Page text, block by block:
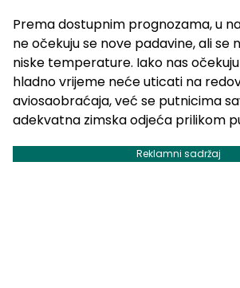
Prema dostupnim prognozama, u
ne očekuju se nove padavine, ali se
niske temperature. Iako nas očekuju
hladno vrijeme neće uticati na
aviosaobraćaja, već se putnicima
adekvatna zimska odjeća prilikom
Reklamni sadržaj